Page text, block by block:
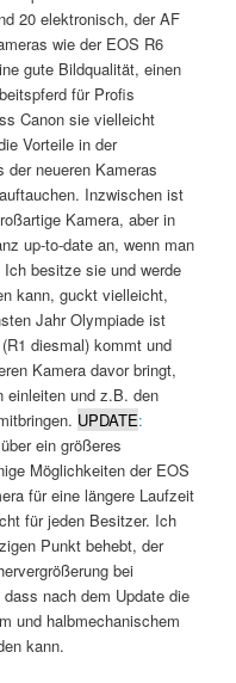
20 elektronisch, der AF
wie der EOS R6
gute Bildqualität, einen
für Profis
Canon sie vielleicht
Vorteile in der
der neueren Kameras
Inzwischen ist
Kamera, aber in
up-to-date an, wenn man
besitze sie und werde
kann, guckt vielleicht,
Jahr Olympiade ist
diesmal) kommt und
Kamera davor bringt,
einleiten und z.B. den
UPDATE:
ein größeres
Möglichkeiten der EOS
für eine längere Laufzeit
für jeden Besitzer. Ich
Punkt behebt, der
bei
nach dem Update die
und halbmechanischem
kann.